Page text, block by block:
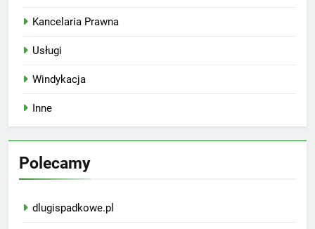
Kancelaria Prawna
Usługi
Windykacja
Inne
Polecamy
dlugispadkowe.pl